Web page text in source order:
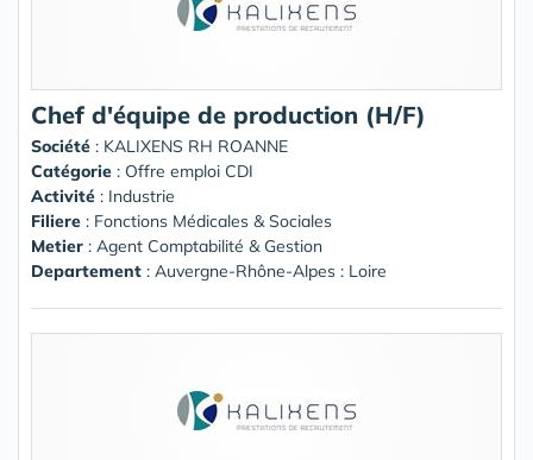
Chef d'équipe de production (H/F)
Société : KALIXENS RH ROANNE
Catégorie : Offre emploi CDI
Activité : Industrie
Filiere : Fonctions Médicales & Sociales
Metier : Agent Comptabilité & Gestion
Departement : Auvergne-Rhône-Alpes : Loire